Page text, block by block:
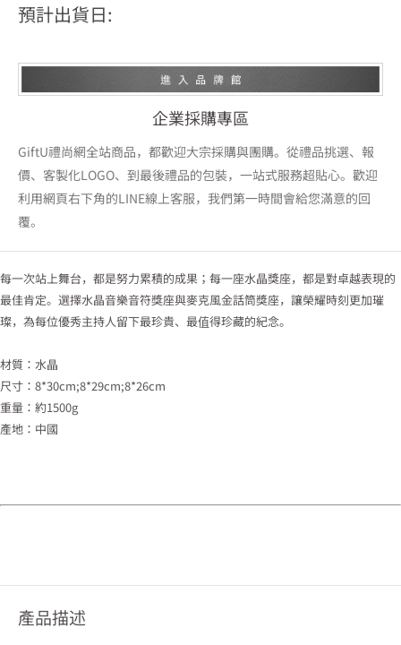
預計出貨日:
企業採購專區
GiftU禮尚網全站商品，都歡迎大宗採購與團購。從禮品挑選、報
價、客製化LOGO、到最後禮品的包裝，一站式服務超貼心。歡迎
利用網頁右下角的LINE線上客服，我們第一時間會給您滿意的回
覆。
每一次站上舞台，都是努力累積的成果；每一座水晶獎座，都是對卓越表現的
最佳肯定。選擇水晶音樂音符獎座與麥克風金話筒獎座，讓榮耀時刻更加璀
璨，為每位優秀主持人留下最珍貴、最值得珍藏的紀念。
材質：水晶
尺寸：8*30cm;8*29cm;8*26cm
重量：約1500g
產地：中國
產品描述